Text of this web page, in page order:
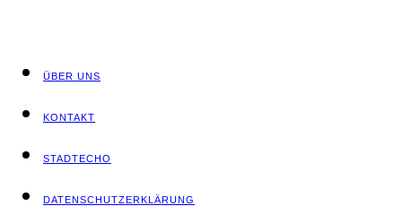
ÜBER UNS
KON­TAKT
STADT­ECHO
DATEN­SCHUTZ­ER­KLÄ­RUNG